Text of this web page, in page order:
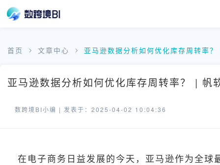
首页 文章中心 亚马逊数据分析如何优化库存周转率？
亚马逊数据分析如何优化库存周转率？ | 帆
数跨境BI小编 | 发表于：2025-04-02 10:04:36
在电子商务日益发展的今天，亚马逊作为全